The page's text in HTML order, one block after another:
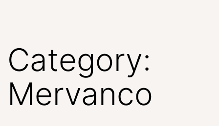
Category:
Mervanco